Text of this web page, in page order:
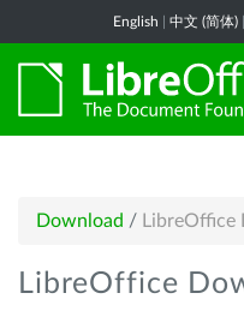
English 中文 (简体)
Download / LibreOffice
LibreOffice